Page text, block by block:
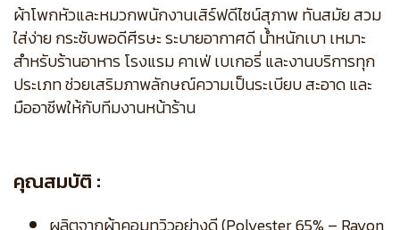
ผ้าโพกหัวและหมวกพนักงานเสิร์ฟดีไซน์สุภาพ ทันสมัย สวม
ใส่ง่าย กระชับพอดีศีรษะ ระบายอากาศดี น้ำหนักเบา เหมาะ
สำหรับร้านอาหาร โรงแรม คาเฟ่ เบเกอรี่ และงานบริการทุก
ประเภท ช่วยเสริมภาพลักษณ์ความเป็นระเบียบ สะอาด และ
มืออาชีพให้กับทีมงานหน้าร้าน
คุณสมบัติ :
ผลิตจากผ้าคอมทวิวอย่างดี (Polyester 65% – Rayon